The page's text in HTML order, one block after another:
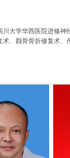
大学华西医院进修
、颧骨骨折修复术、